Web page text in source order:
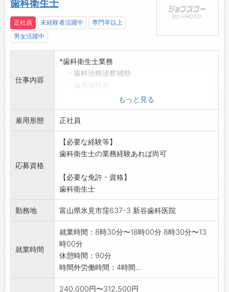
歯科衛生士
正社員 未経験者活躍中
専門卒以上
男女活躍中
仕事内容
*歯科衛生士業務
・歯科治療診察補助
・器具消毒、準備 等
「変更範囲:変
更なし」
*面接希望の方はハローワークから『紹介状』の
交付を受けて
もっと見る
雇用形態 正社員
応募資格
【必要な経験等】
歯科衛生士の業務経験あれば尚可
【必要な免許・資格】
歯科衛生士
勤務地 富山県氷見市窪637-3 新谷歯科医院
就業時間
就業時間：8時30分〜18時00分 8時30分〜13
時00分
休憩時間：90分
時間外労働時間：4時間...
240,000円〜312,500円